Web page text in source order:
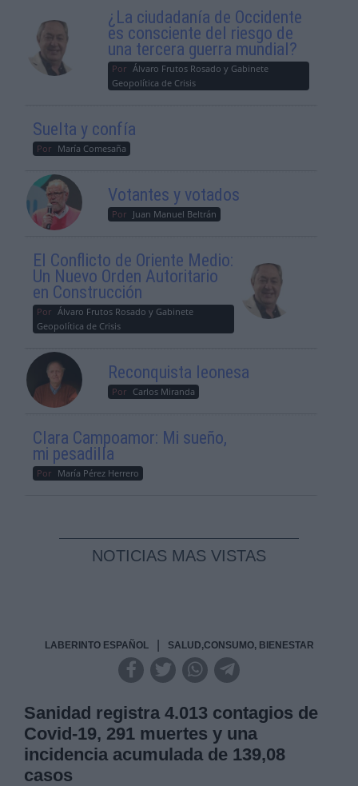
¿La ciudadanía de Occidente
es consciente del riesgo de
una tercera guerra mundial?
Por Álvaro Frutos Rosado y Gabinete
Geopolítica de Crisis
Suelta y confía
Por María Comesaña
Votantes y votados
Por Juan Manuel Beltrán
El Conflicto de Oriente Medio:
Un Nuevo Orden Autoritario
en Construcción
Por Álvaro Frutos Rosado y Gabinete
Geopolítica de Crisis
Reconquista leonesa
Por Carlos Miranda
Clara Campoamor: Mi sueño,
mi pesadilla
Por María Pérez Herrero
NOTICIAS MAS VISTAS
LABERINTO ESPAÑOL SALUD,CONSUMO, BIENESTAR
Sanidad registra 4.013 contagios de
Covid-19, 291 muertes y una
incidencia acumulada de 139,08
casos